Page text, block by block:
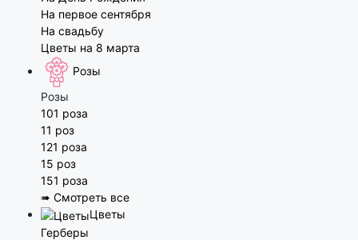
На первое сентября
На свадьбу
Цветы на 8 марта
Розы
Розы
101 роза
11 роз
121 роза
15 роз
151 роза
➠ Смотреть все
Цветы
Герберы